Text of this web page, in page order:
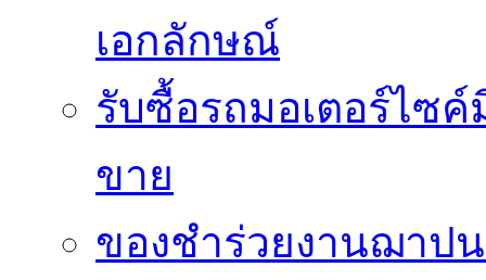
เอกลักษณ์
รับซื้อรถมอเตอร์ไซ
ขาย
ของชำร่วยงานฌาป